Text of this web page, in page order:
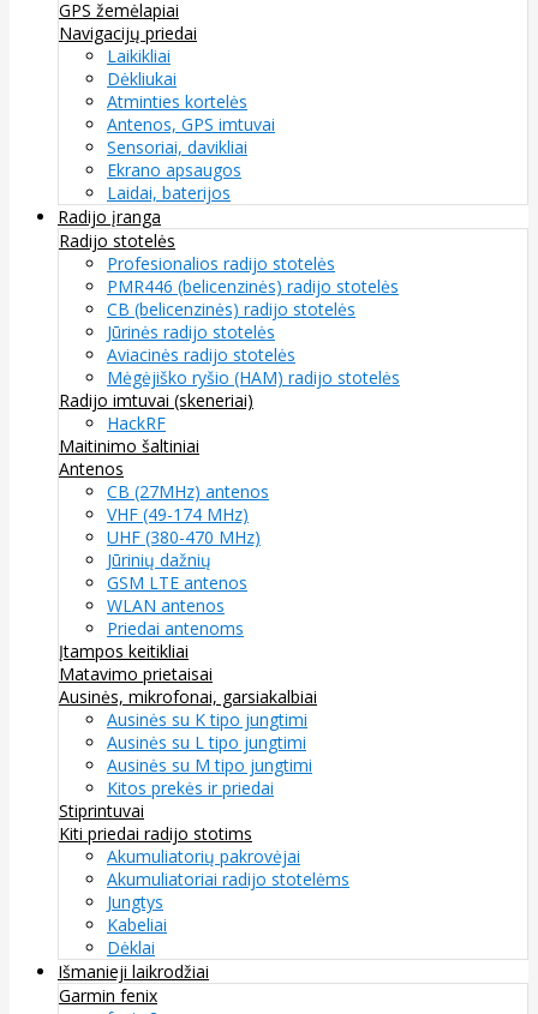
GPS žemėlapiai
Navigacijų priedai
Laikikliai
Dėkliukai
Atminties kortelės
Antenos, GPS imtuvai
Sensoriai, davikliai
Ekrano apsaugos
Laidai, baterijos
Radijo įranga
Radijo stotelės
Profesionalios radijo stotelės
PMR446 (belicenzinės) radijo stotelės
CB (belicenzinės) radijo stotelės
Jūrinės radijo stotelės
Aviacinės radijo stotelės
Mėgėjiško ryšio (HAM) radijo stotelės
Radijo imtuvai (skeneriai)
HackRF
Maitinimo šaltiniai
Antenos
CB (27MHz) antenos
VHF (49-174 MHz)
UHF (380-470 MHz)
Jūrinių dažnių
GSM LTE antenos
WLAN antenos
Priedai antenoms
Įtampos keitikliai
Matavimo prietaisai
Ausinės, mikrofonai, garsiakalbiai
Ausinės su K tipo jungtimi
Ausinės su L tipo jungtimi
Ausinės su M tipo jungtimi
Kitos prekės ir priedai
Stiprintuvai
Kiti priedai radijo stotims
Akumuliatorių pakrovėjai
Akumuliatoriai radijo stotelėms
Jungtys
Kabeliai
Dėklai
Išmanieji laikrodžiai
Garmin fenix